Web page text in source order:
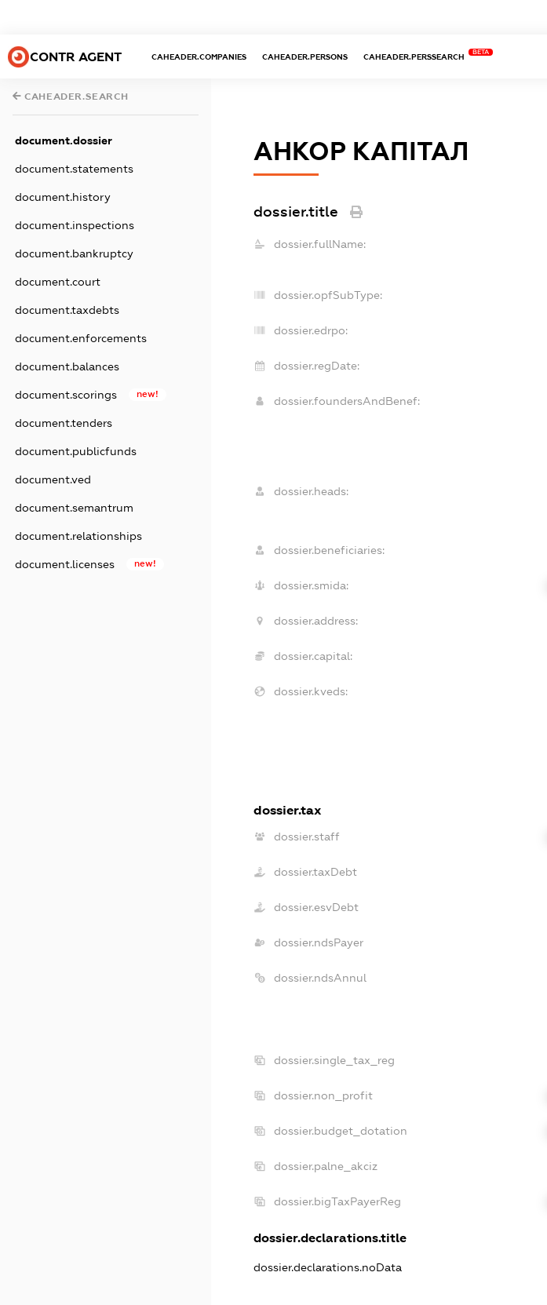
CONTR AGENT CAHEADER.COMPANIES CAHEADER.PERSONS CAHEADER.PERSSEARCH
BETA
CAHEADER.SEARCH
document.dossier
document.statements
document.history
document.inspections
document.bankruptcy
document.court
document.taxdebts
document.enforcements
document.balances
document.scorings new!
document.tenders
document.publicfunds
document.ved
document.semantrum
document.relationships
document.licenses new!
АНКОР КАПІТАЛ
dossier.title
dossier.fullName:
dossier.opfSubType:
dossier.edrpo:
dossier.regDate:
dossier.foundersAndBenef:
dossier.heads:
dossier.beneficiaries:
dossier.smida:
dossier.address:
dossier.capital:
dossier.kveds:
dossier.tax
dossier.staff
dossier.taxDebt
dossier.esvDebt
dossier.ndsPayer
dossier.ndsAnnul
dossier.single_tax_reg
dossier.non_profit
dossier.budget_dotation
dossier.palne_akciz
dossier.bigTaxPayerReg
dossier.declarations.title
dossier.declarations.noData